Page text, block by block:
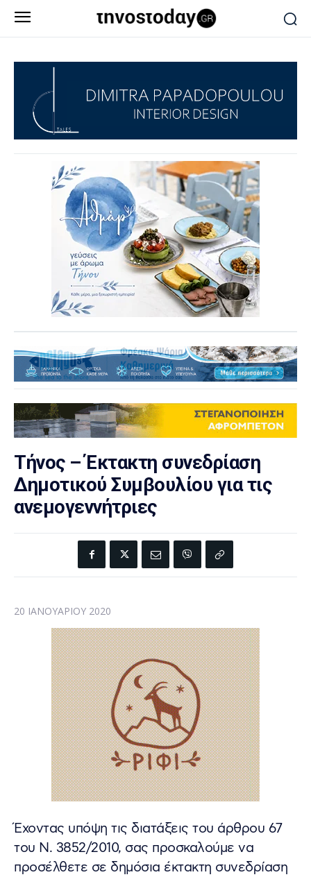
Τήνος – Έκτακτη συνεδρίαση
Δημοτικού Συμβουλίου για τις
ανεμογεννήτριες
20 ΙΑΝΟΥΑΡΊΟΥ 2020
Έχοντας υπόψη τις διατάξεις του άρθρου 67
του Ν. 3852/2010, σας προσκαλούμε να
προσέλθετε σε δημόσια έκτακτη συνεδρίαση